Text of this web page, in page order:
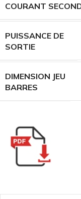
COURANT
PUISSANCE DE
SORTIE
DIMENSION JEU
BARRES